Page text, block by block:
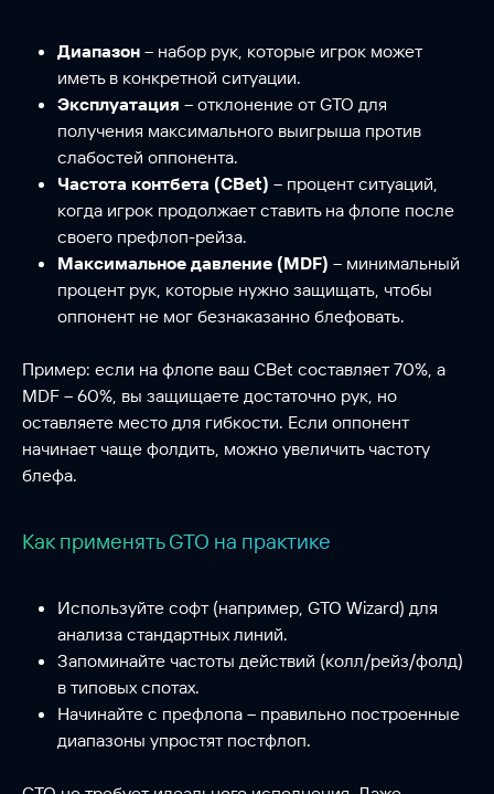
Диапазон – набор рук, которые игрок может
иметь в конкретной ситуации.
Эксплуатация – отклонение от GTO для
получения максимального выигрыша против
слабостей оппонента.
Частота контбета (CBet) – процент ситуаций,
когда игрок продолжает ставить на флопе после
своего префлоп-рейза.
Максимальное давление (MDF) – минимальный
процент рук, которые нужно защищать, чтобы
оппонент не мог безнаказанно блефовать.
Пример: если на флопе ваш CBet составляет 70%, а
MDF – 60%, вы защищаете достаточно рук, но
оставляете место для гибкости. Если оппонент
начинает чаще фолдить, можно увеличить частоту
блефа.
Как применять GTO на практике
Используйте софт (например, GTO Wizard) для
анализа стандартных линий.
Запоминайте частоты действий (колл/рейз/фолд)
в типовых спотах.
Начинайте с префлопа – правильно построенные
диапазоны упростят постфлоп.